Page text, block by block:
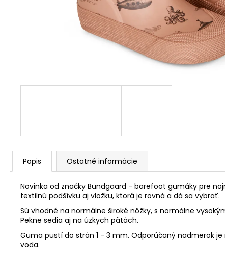
Popis Ostatné informácie
Novinka od značky Bundgaard - barefoot gumáky pre
textilnú podšívku aj vložku, ktorá je rovná a dá sa vybrať.
Sú vhodné na normálne široké nôžky, s normálne
Pekne sedia aj na úzkych pätách.
Guma pustí do strán 1 - 3 mm. Odporúčaný nadmerok je
voda.